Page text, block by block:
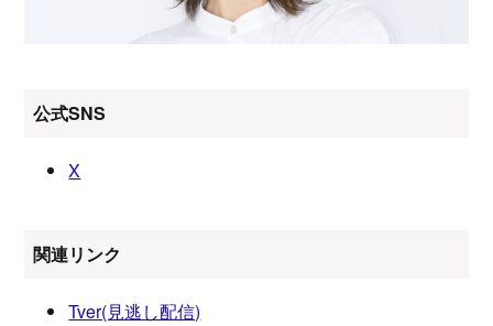
公式SNS
X
関連リンク
Tver(見逃し配信)